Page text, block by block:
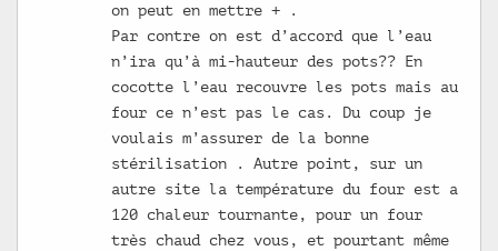
on peut en mettre + .
Par contre on est d’accord que l’eau
n’ira qu’à mi-hauteur des pots?? En
cocotte l’eau recouvre les pots mais au
four ce n’est pas le cas. Du coup je
voulais m’assurer de la bonne
stérilisation . Autre point, sur un
autre site la température du four est a
120 chaleur tournante, pour un four
très chaud chez vous, et pourtant même